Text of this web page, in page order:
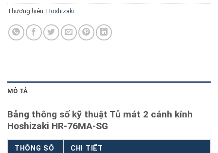
Thương hiệu: Hoshizaki
MÔ TẢ
Bảng thông số kỹ thuật Tủ mát 2 cánh kính
Hoshizaki HR-76MA-SG
THÔNG SỐ
CHI TIẾT